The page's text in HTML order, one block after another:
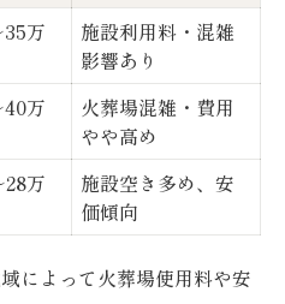
万
施設利用料・混雑
影響あり
万
火葬場混雑・費用
やや高め
28万
施設空き多め、安
価傾向
によって火葬場使用料や安